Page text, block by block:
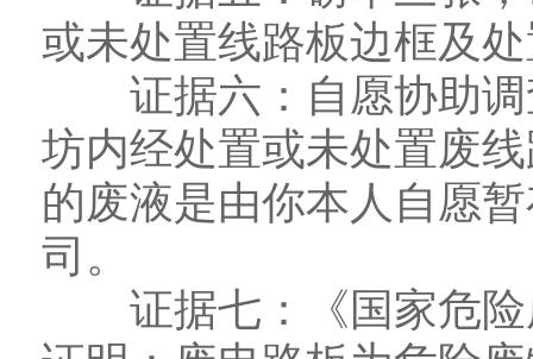
或未处置线路板边框及
证据六：自愿协助调
坊内经处置或未处置废
的废液是由你本人自愿
司。
证据七：《国家危险